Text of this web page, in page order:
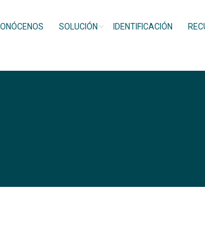
SOLUCIÓN IDENTIFICACIÓN